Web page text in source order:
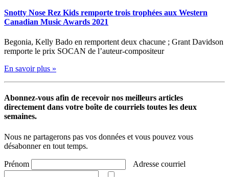
Snotty Nose Rez Kids remporte trois trophées aux Western
Canadian Music Awards 2021
Begonia, Kelly Bado en remportent deux chacune ; Grant Davidson
remporte le prix SOCAN de l’auteur-compositeur
En savoir plus »
Abonnez-vous afin de recevoir nos meilleurs articles
directement dans votre boîte de courriels toutes les deux
semaines.
Nous ne partagerons pas vos données et vous pouvez vous
désabonner en tout temps.
Prénom Adresse courriel